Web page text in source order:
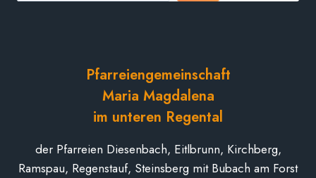
Pfarreiengemeinschaft
Maria Magdalena
im unteren Regental
der Pfarreien Diesenbach, Eitlbrunn, Kirchberg,
Ramspau, Regenstauf, Steinsberg mit Bubach am Forst